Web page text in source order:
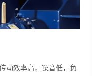
动效率高，噪音低，负